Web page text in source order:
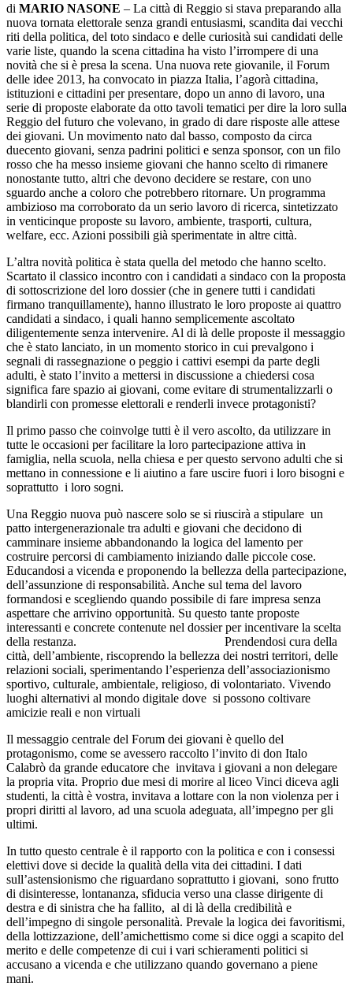
di MARIO NASONE – La città di Reggio si stava preparando alla
nuova tornata elettorale senza grandi entusiasmi, scandita dai vecchi
riti della politica, del toto sindaco e delle curiosità sui candidati delle
varie liste, quando la scena cittadina ha visto l’irrompere di una
novità che si è presa la scena. Una nuova rete giovanile, il Forum
delle idee 2013, ha convocato in piazza Italia, l’agorà cittadina,
istituzioni e cittadini per presentare, dopo un anno di lavoro, una
serie di proposte elaborate da otto tavoli tematici per dire la loro sulla
Reggio del futuro che volevano, in grado di dare risposte alle attese
dei giovani. Un movimento nato dal basso, composto da circa
duecento giovani, senza padrini politici e senza sponsor, con un filo
rosso che ha messo insieme giovani che hanno scelto di rimanere
nonostante tutto, altri che devono decidere se restare, con uno
sguardo anche a coloro che potrebbero ritornare. Un programma
ambizioso ma corroborato da un serio lavoro di ricerca, sintetizzato
in venticinque proposte su lavoro, ambiente, trasporti, cultura,
welfare, ecc. Azioni possibili già sperimentate in altre città.
L’altra novità politica è stata quella del metodo che hanno scelto.
Scartato il classico incontro con i candidati a sindaco con la proposta
di sottoscrizione del loro dossier (che in genere tutti i candidati
firmano tranquillamente), hanno illustrato le loro proposte ai quattro
candidati a sindaco, i quali hanno semplicemente ascoltato
diligentemente senza intervenire. Al di là delle proposte il messaggio
che è stato lanciato, in un momento storico in cui prevalgono i
segnali di rassegnazione o peggio i cattivi esempi da parte degli
adulti, è stato l’invito a mettersi in discussione a chiedersi cosa
significa fare spazio ai giovani, come evitare di strumentalizzarli o
blandirli con promesse elettorali e renderli invece protagonisti?
Il primo passo che coinvolge tutti è il vero ascolto, da utilizzare in
tutte le occasioni per facilitare la loro partecipazione attiva in
famiglia, nella scuola, nella chiesa e per questo servono adulti che si
mettano in connessione e li aiutino a fare uscire fuori i loro bisogni e
soprattutto i loro sogni.
Una Reggio nuova può nascere solo se si riuscirà a stipulare un
patto intergenerazionale tra adulti e giovani che decidono di
camminare insieme abbandonando la logica del lamento per
costruire percorsi di cambiamento iniziando dalle piccole cose.
Educandosi a vicenda e proponendo la bellezza della partecipazione,
dell’assunzione di responsabilità. Anche sul tema del lavoro
formandosi e scegliendo quando possibile di fare impresa senza
aspettare che arrivino opportunità. Su questo tante proposte
interessanti e concrete contenute nel dossier per incentivare la scelta
della restanza. Prendendosi cura della
città, dell’ambiente, riscoprendo la bellezza dei nostri territori, delle
relazioni sociali, sperimentando l’esperienza dell’associazionismo
sportivo, culturale, ambientale, religioso, di volontariato. Vivendo
luoghi alternativi al mondo digitale dove si possono coltivare
amicizie reali e non virtuali
Il messaggio centrale del Forum dei giovani è quello del
protagonismo, come se avessero raccolto l’invito di don Italo
Calabrò da grande educatore che invitava i giovani a non delegare
la propria vita. Proprio due mesi di morire al liceo Vinci diceva agli
studenti, la città è vostra, invitava a lottare con la non violenza per i
propri diritti al lavoro, ad una scuola adeguata, all’impegno per gli
ultimi.
In tutto questo centrale è il rapporto con la politica e con i consessi
elettivi dove si decide la qualità della vita dei cittadini. I dati
sull’astensionismo che riguardano soprattutto i giovani, sono frutto
di disinteresse, lontananza, sfiducia verso una classe dirigente di
destra e di sinistra che ha fallito, al di là della credibilità e
dell’impegno di singole personalità. Prevale la logica dei favoritismi,
della lottizzazione, dell’amichettismo come si dice oggi a scapito del
merito e delle competenze di cui i vari schieramenti politici si
accusano a vicenda e che utilizzano quando governano a piene
mani.